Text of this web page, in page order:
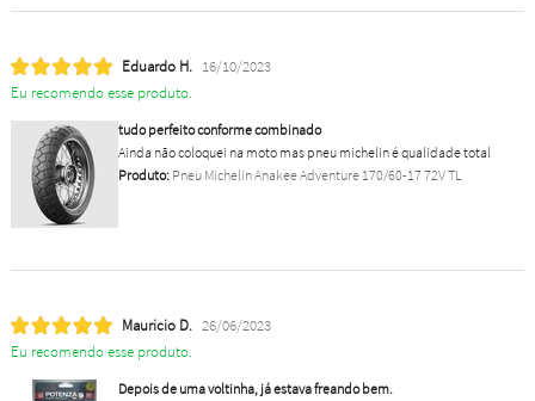
Eduardo H. 16/10/2023
Eu recomendo esse produto.
tudo perfeito conforme combinado
Ainda não coloquei na moto mas pneu michelin é qualidade total
Produto:Pneu Michelin Anakee Adventure 170/60-17 72V TL
Mauricio D. 26/06/2023
Eu recomendo esse produto.
Depois de uma voltinha, já estava freando bem.